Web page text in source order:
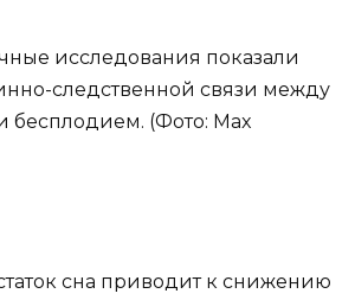
исследования показали
следственной связи между
бесплодием. (Фото: Max
сна приводит к снижению